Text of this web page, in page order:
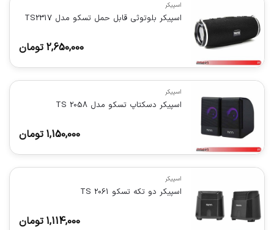
اسپیکر
اسپیکر بلوتوثی قابل حمل تسکو مدل TS2317
2,650,000 تومان
اسپیکر
اسپیکر دسکتاپ تسکو مدل TS 2058
1,150,000 تومان
اسپیکر
اسپیکر دو تکه تسکو TS 2061
1,114,000 تومان